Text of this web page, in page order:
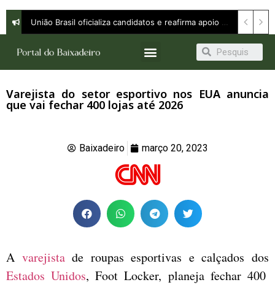
Orleans Brandão defende continuidade com avanço e apresenta propostas para ampliar oportunidades em entrevista à Band
Varejista do setor esportivo nos EUA anuncia
que vai fechar 400 lojas até 2026
Baixadeiro março 20, 2023
A varejistade roupas esportivas e calçados dos
Estados Unidos, Foot Locker, planeja fechar 400